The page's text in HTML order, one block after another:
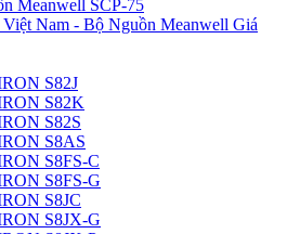
Meanwell SCP-75
Nam - Bộ Nguồn Meanwell Giá
S82J
S82K
S82S
S8AS
S8FS-C
S8FS-G
S8JC
S8JX-G